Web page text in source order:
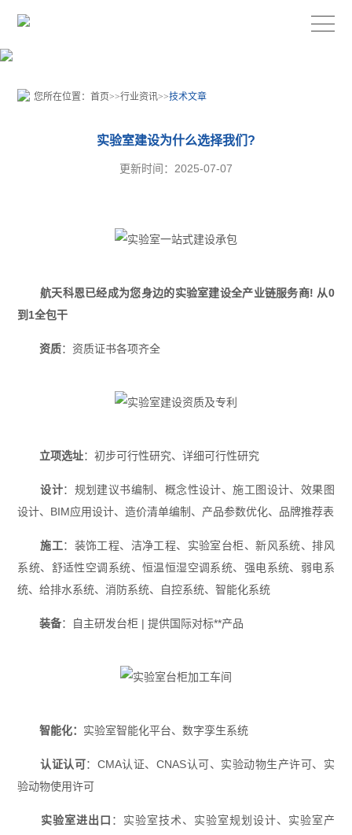
您所在位置：首页>>行业资讯>>技术文章
实验室建设为什么选择我们?
更新时间：2025-07-07
航天科恩已经成为您身边的实验室建设全产业链服务商! 从0
到1全包干
资质：资质证书各项齐全
立项选址：初步可行性研究、详细可行性研究
设计：规划建议书编制、概念性设计、施工图设计、效果图
设计、BIM应用设计、造价清单编制、产品参数优化、品牌推荐表
施工：装饰工程、洁净工程、 实验室台柜、新风系统、排风
系统、舒适性空调系统、恒温恒湿空调系统、强电系统、弱电系
统、给排水系统、消防系统、自控系统、智能化系统
装备：自主研发台柜 | 提供国际对标**产品
智能化： 实验室智能化平台、数字孪生系统
认证认可：CMA认证、CNAS认可、实验动物生产许可、实
验动物使用许可
实验室进出口 ：实验室技术、 实验室规划设计、实验室产